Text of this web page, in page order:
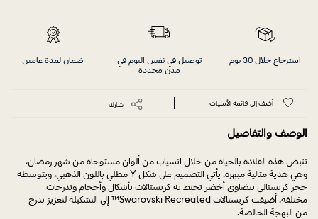
استرجاع خلال 30 يوم
توصيل في نفس اليوم في
مدن محددة
ضمان لمدة عامين
أضف إلى قائمة الأمنيات شارك
الوصف والتفاصيل
تنبض هذه القلادة بالحياة من خلال انسياب من ألوان مستوحاة من شهر رمضان،
وهي هدية مثالية مبهرة. يأتي التصميم على شكل Y مطلي باللون الذهبي، ويتوسطه
حجر كريستالي بيضاوي أخضر تحيط به كريستالات بأشكال وأحجام وتدرجات
مختلفة. أضيفت كريستالات Swarovski Recreated™ إلى التشكيلة لتعزيز تدرج
من البهجة الخالصة.